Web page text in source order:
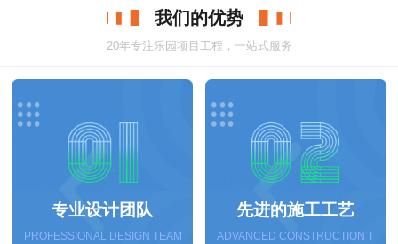
我们的优势
20年专注乐园项目工程，一站式服务
专业设计团队
PROFESSIONAL DESIGN TEAM
先进的施工工艺
ADVANCED CONSTRUCTION